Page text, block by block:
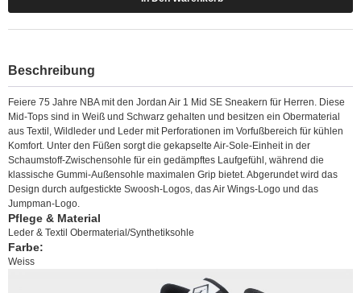
Beschreibung
Feiere 75 Jahre NBA mit den Jordan Air 1 Mid SE Sneakern für Herren. Diese
Mid-Tops sind in Weiß und Schwarz gehalten und besitzen ein Obermaterial
aus Textil, Wildleder und Leder mit Perforationen im Vorfußbereich für kühlen
Komfort. Unter den Füßen sorgt die gekapselte Air-Sole-Einheit in der
Schaumstoff-Zwischensohle für ein gedämpftes Laufgefühl, während die
klassische Gummi-Außensohle maximalen Grip bietet. Abgerundet wird das
Design durch aufgestickte Swoosh-Logos, das Air Wings-Logo und das
Jumpman-Logo.
Pflege & Material
Leder & Textil Obermaterial/Synthetiksohle
Farbe:
Weiss